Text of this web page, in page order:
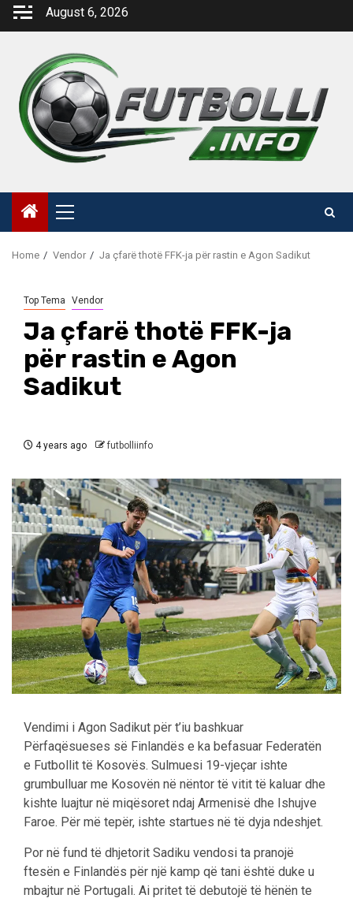
Skip
August 6, 2026
Primary
Menu
Home Vendor Ja çfarë thotë FFK-ja për rastin e Agon Sadikut
Top Tema Vendor
Ja çfarë thotë FFK-ja
për rastin e Agon
Sadikut
4 years ago futbolliinfo
Vendimi i Agon Sadikut për t’iu bashkuar
Përfaqësueses së Finlandës e ka befasuar Federatën
e Futbollit të Kosovës. Sulmuesi 19-vjeçar ishte
grumbulluar me Kosovën në nëntor të vitit të kaluar dhe
kishte luajtur në miqësoret ndaj Armenisë dhe Ishujve
Faroe. Për më tepër, ishte startues në të dyja ndeshjet.
Por në fund të dhjetorit Sadiku vendosi ta pranojë
ftesën e Finlandës për një kamp që tani është duke u
mbajtur në Portugali. Ai pritet të debutojë të hënën te